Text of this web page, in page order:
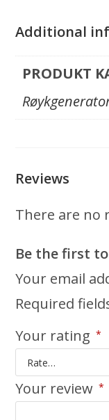
Additional
PRODUKT
Reviews
There are no
Be the first
Your email
Required
Your rating *
Your review *